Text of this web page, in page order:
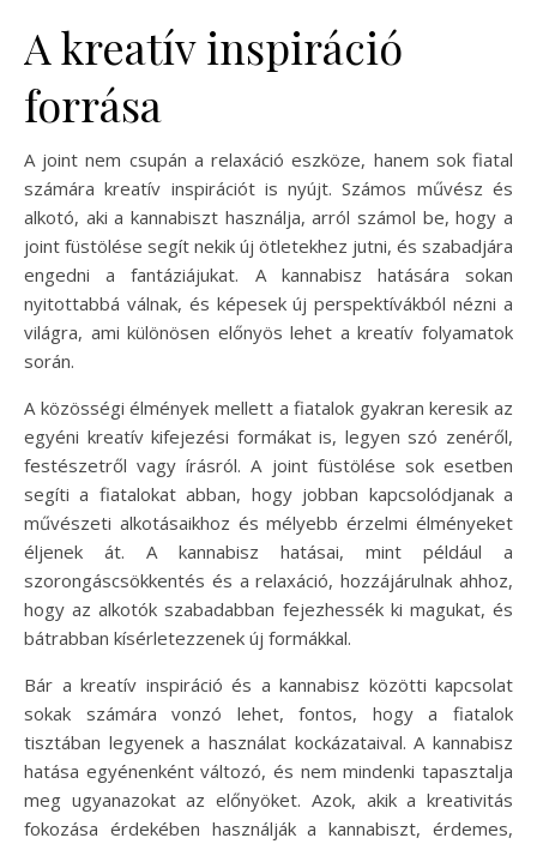
A kreatív inspiráció
forrása
A joint nem csupán a relaxáció eszköze, hanem sok fiatal
számára kreatív inspirációt is nyújt. Számos művész és
alkotó, aki a kannabiszt használja, arról számol be, hogy a
joint füstölése segít nekik új ötletekhez jutni, és szabadjára
engedni a fantáziájukat. A kannabisz hatására sokan
nyitottabbá válnak, és képesek új perspektívákból nézni a
világra, ami különösen előnyös lehet a kreatív folyamatok
során.
A közösségi élmények mellett a fiatalok gyakran keresik az
egyéni kreatív kifejezési formákat is, legyen szó zenéről,
festészetről vagy írásról. A joint füstölése sok esetben
segíti a fiatalokat abban, hogy jobban kapcsolódjanak a
művészeti alkotásaikhoz és mélyebb érzelmi élményeket
éljenek át. A kannabisz hatásai, mint például a
szorongáscsökkentés és a relaxáció, hozzájárulnak ahhoz,
hogy az alkotók szabadabban fejezhessék ki magukat, és
bátrabban kísérletezzenek új formákkal.
Bár a kreatív inspiráció és a kannabisz közötti kapcsolat
sokak számára vonzó lehet, fontos, hogy a fiatalok
tisztában legyenek a használat kockázataival. A kannabisz
hatása egyénenként változó, és nem mindenki tapasztalja
meg ugyanazokat az előnyöket. Azok, akik a kreativitás
fokozása érdekében használják a kannabiszt, érdemes,